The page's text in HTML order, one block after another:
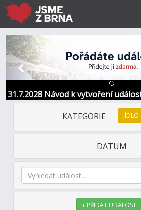
31.7.2028 Návod k vytvoření
kontakt
Předchozí
KATEGORIE JÍDLO
DATUM
+ PŘIDAT UDÁLOST